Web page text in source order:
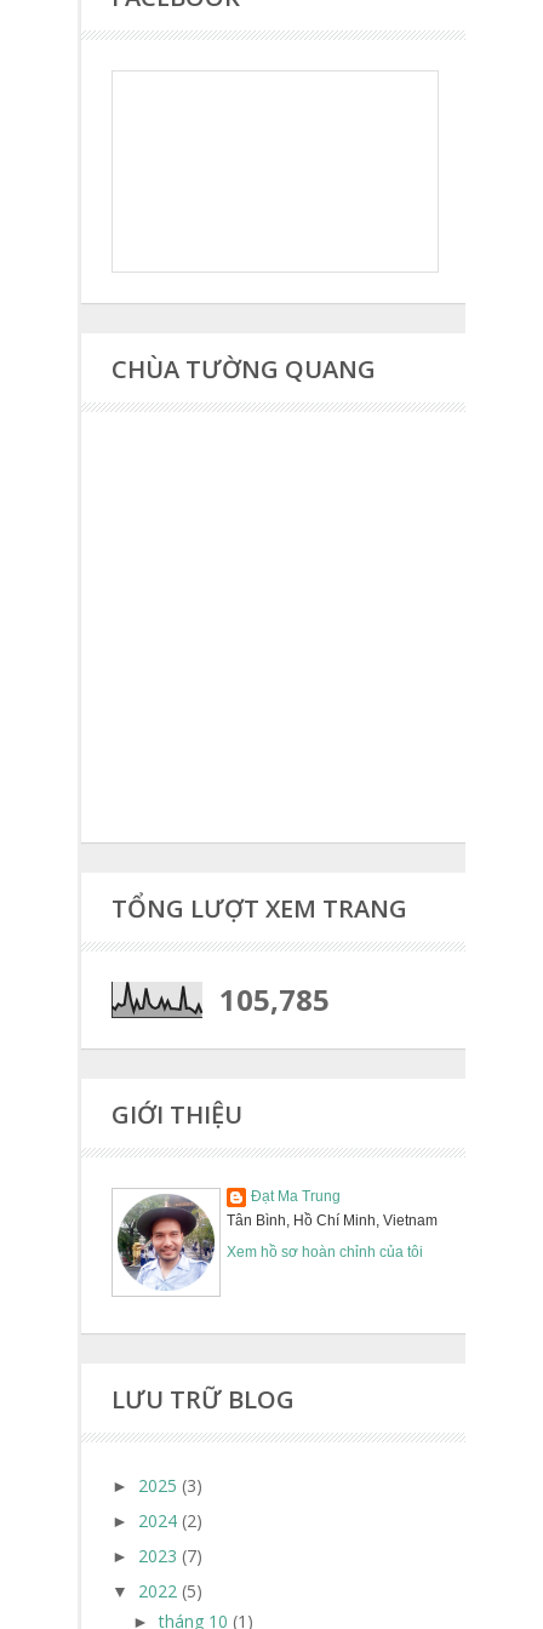
CHÙA TƯỜNG QUANG
TỔNG LƯỢT XEM TRANG
105,785
GIỚI THIỆU
Đạt Ma Trung
Tân Bình, Hồ Chí Minh, Vietnam
Xem hồ sơ hoàn chỉnh của tôi
LƯU TRỮ BLOG
► 2025 (3)
► 2024 (2)
► 2023 (7)
▼ 2022 (5)
►tháng 10 (1)